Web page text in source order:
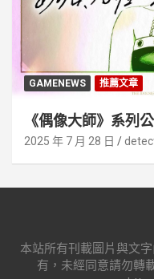
GAMENEWS 推薦文章
《偶像大師》系列
2025 年 7 月 28 日
本站所有刊載圖片與文
有，未經同意請勿轉